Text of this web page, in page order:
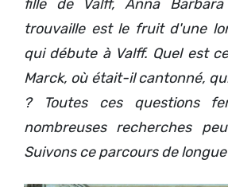
fille de Valff, Anna Barbara
trouvaille est le fruit d'une
qui débute à Valff. Quel est
Marck, où était-il cantonné,
? Toutes ces questions
nombreuses recherches
Suivons ce parcours de